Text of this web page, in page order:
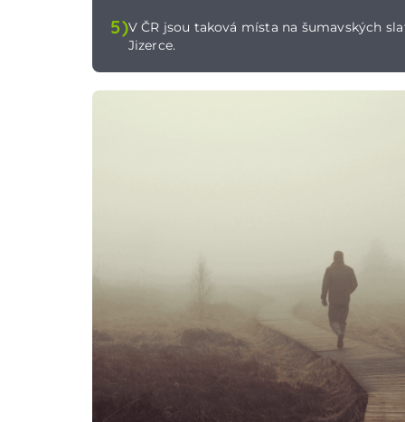
5)V ČR jsou taková místa na šumavských
Jizerce.